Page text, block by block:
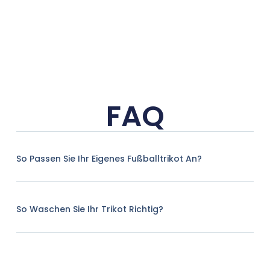
FAQ
So Passen Sie Ihr Eigenes Fußballtrikot An?
So Waschen Sie Ihr Trikot Richtig?